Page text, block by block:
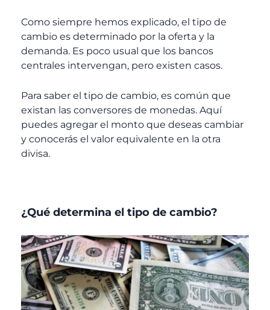
Como siempre hemos explicado, el tipo de
cambio es determinado por la oferta y la
demanda. Es poco usual que los bancos
centrales intervengan, pero existen casos.
Para saber el tipo de cambio, es común que
existan las conversores de monedas. Aquí
puedes agregar el monto que deseas cambiar
y conocerás el valor equivalente en la otra
divisa.
¿Qué determina el tipo de cambio?